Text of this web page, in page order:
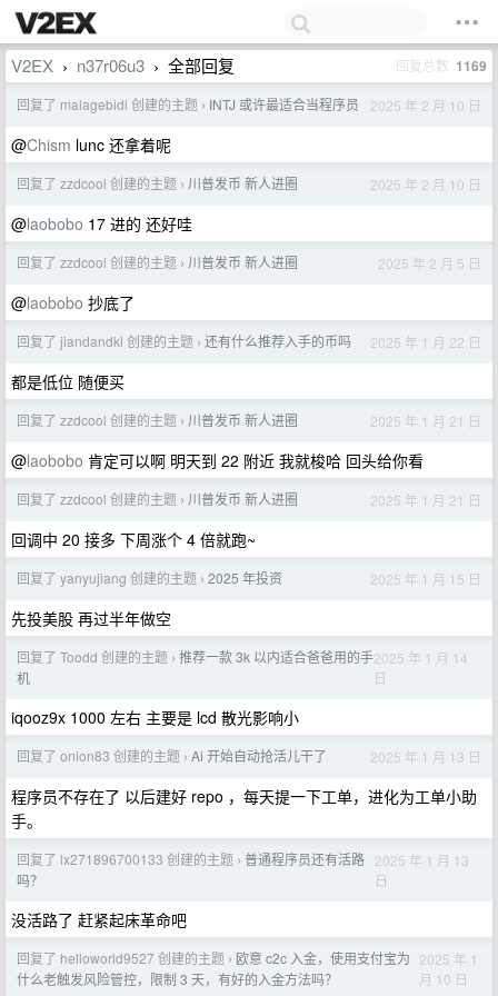
V2EX › n37r06u3 › 全部回复 回复总数 1169
回复了 malagebidi 创建的主题 › INTJ 或许最适合当程序员 2025 年 2 月 10 日
@Chism lunc 还拿着呢
回复了 zzdcool 创建的主题 › 川普发币 新人进圈 2025 年 2 月 10 日
@laobobo 17 进的 还好哇
回复了 zzdcool 创建的主题 › 川普发币 新人进圈 2025 年 2 月 5 日
@laobobo 抄底了
回复了 jiandandkl 创建的主题 › 还有什么推荐入手的币吗 2025 年 1 月 22 日
都是低位 随便买
回复了 zzdcool 创建的主题 › 川普发币 新人进圈 2025 年 1 月 21 日
@laobobo 肯定可以啊 明天到 22 附近 我就梭哈 回头给你看
回复了 zzdcool 创建的主题 › 川普发币 新人进圈 2025 年 1 月 21 日
回调中 20 接多 下周涨个 4 倍就跑~
回复了 yanyujiang 创建的主题 › 2025 年投资 2025 年 1 月 15 日
先投美股 再过半年做空
回复了 Toodd 创建的主题 › 推荐一款 3k 以内适合爸爸用的手
机
2025 年 1 月 14
日
iqooz9x 1000 左右 主要是 lcd 散光影响小
回复了 onion83 创建的主题 › Ai 开始自动抢活儿干了 2025 年 1 月 13 日
程序员不存在了 以后建好 repo ，每天提一下工单，进化为工单小助
手。
回复了 lx271896700133 创建的主题 › 普通程序员还有活路
吗？
2025 年 1 月 13
日
没活路了 赶紧起床革命吧
回复了 helloworld9527 创建的主题 › 欧意 c2c 入金，使用支付宝为
什么老触发风险管控，限制 3 天，有好的入金方法吗？
2025 年 1
月 10 日